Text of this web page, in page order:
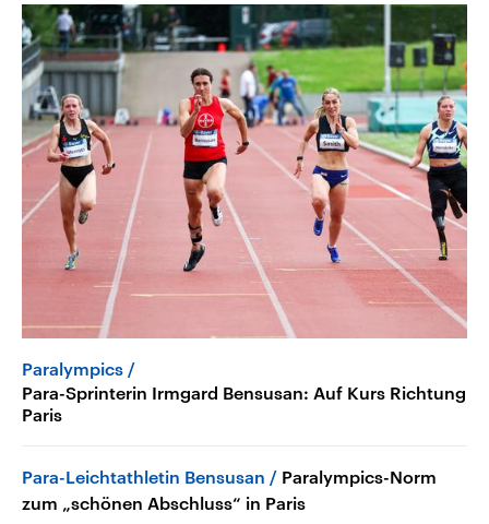
Paralympics
Para-Sprinterin Irmgard Bensusan: Auf Kurs Richtung
Paris
Para-Leichtathletin Bensusan
Paralympics-Norm
zum „schönen Abschluss“ in Paris